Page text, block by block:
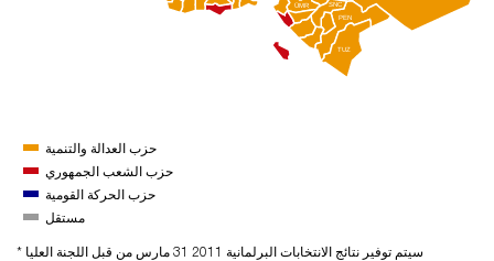
PEN
ÜMR
TUZ
SNC
حزب العدالة والتنمية
حزب الشعب الجمهوري
حزب الحركة القومية
مستقل
* سيتم توفير نتائج الانتخابات البرلمانية 2011 31 مارس من قبل اللجنة العليا